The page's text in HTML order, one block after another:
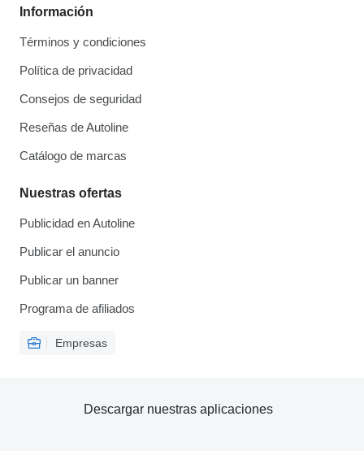
Información
Términos y condiciones
Política de privacidad
Consejos de seguridad
Reseñas de Autoline
Catálogo de marcas
Nuestras ofertas
Publicidad en Autoline
Publicar el anuncio
Publicar un banner
Programa de afiliados
Empresas
Descargar nuestras aplicaciones